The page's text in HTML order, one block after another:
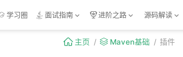
学习圈 面试指南 进阶之路 源码解读
主页 Maven基础 插件